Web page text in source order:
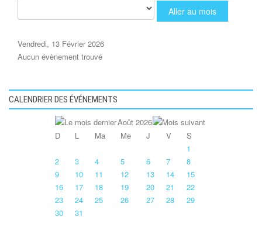
Aller au mois
Vendredi, 13 Février 2026
Aucun évènement trouvé
CALENDRIER DES ÉVÉNEMENTS
Août 2026
D
L Ma Me J V
S
1
2
3 4 5 6 7
8
9
10 11 12 13 14
15
16
17 18 19 20 21
22
23
24 25 26 27 28
29
30
31